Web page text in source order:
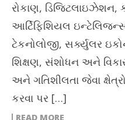
રોકાણ, ડિજિટલાઇઝેશન,
આર્ટિફિશિયલ
ટેકનોલોજી, સર્ક્યુલર
શિક્ષણ, સંશોધન અને
અને ગતિશીલતા જેવા
કરવા પર […]
READ MORE